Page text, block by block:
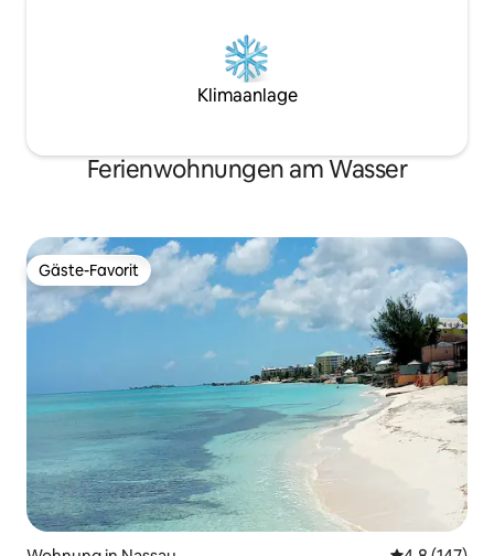
Klimaanlage
Ferienwohnungen am Wasser
Gäste-Favorit
Gäste-Favorit